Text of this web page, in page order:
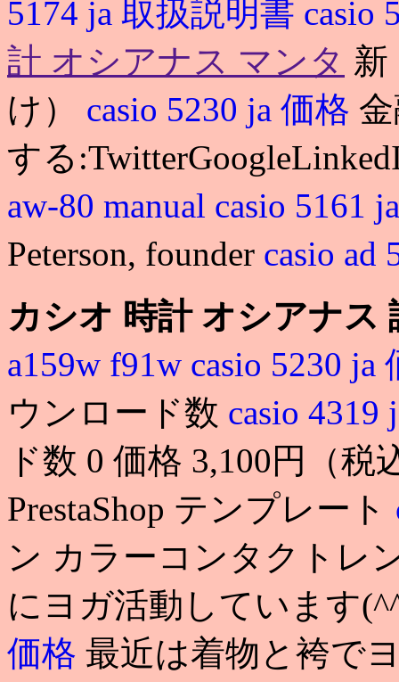
5174 ja 取扱説明書 casio
計 オシアナス マンタ 新
け） casio 5230 ja 価格
する
aw-80 manual casio 5161
Peterson, founder casio
カシオ 時計 オシアナス
a159w f91w casio 5230 ja
ウンロード数 casio
ド数 0 価格 3,100円（
PrestaShop テンプレート
ン カラーコンタクトレ
にヨガ活動しています
価格 最近は着物と袴で